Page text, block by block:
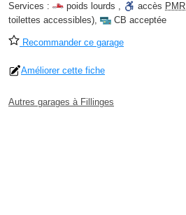
Services :
poids lourds , accès PMR
toilettes accessibles), CB acceptée
Recommander ce garage
Améliorer cette fiche
Autres garages à Fillinges